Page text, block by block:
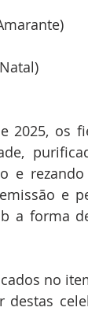
2025,
e
e
a forma
no